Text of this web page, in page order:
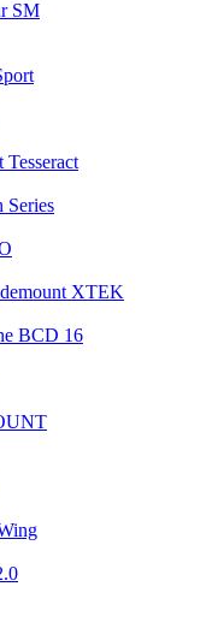
SM
Series
XTEK
BCD 16